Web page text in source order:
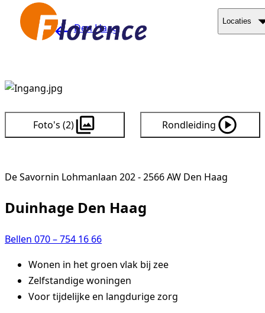
Naar hoofdinhoud
Locaties
Den Haag
De Savornin Lohmanlaan 202 - 2566 AW Den Haag
Duinhage Den Haag
Bellen 070 – 754 16 66
Wonen in het groen vlak bij zee
Zelfstandige woningen
Voor tijdelijke en langdurige zorg
Foto's (2) Rondleiding